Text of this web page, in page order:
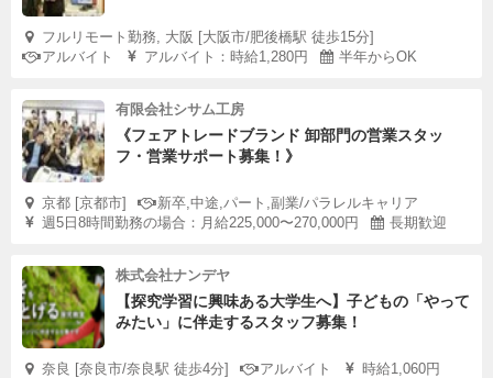
フルリモート勤務, 大阪 [大阪市/肥後橋駅 徒歩15分]
アルバイト
アルバイト：時給1,280円 半年からOK
有限会社シサム工房
《フェアトレードブランド 卸部門の営業スタッ
フ・営業サポート募集！》
京都 [京都市]
新卒,中途,パート,副業/パラレルキャリア
週5日8時間勤務の場合：月給225,000〜270,000円
長期歓迎
株式会社ナンデヤ
【探究学習に興味ある大学生へ】子どもの「やって
みたい」に伴走するスタッフ募集！
奈良 [奈良市/奈良駅 徒歩4分] アルバイト
時給1,060円